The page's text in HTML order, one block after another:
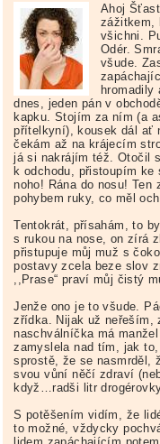
Ahoj
zážitkem,
všichni.
Odér.
všude.
hromadily
dnes, jeden pán v
kapku. Stojím za ním (a
přítelkyní), kousek dál ať
čekám až na krájecím
já si nakrájím též. Otočil
k odchodu, přistoupím
noho! Rána do nosu! Ten
pohybem ruky, co měl
Tentokrát, přísahám, to
s rukou na nose, on zírá
přistupuje můj muž s
postavy zcela beze slov
,,Prase“ praví můj čistý
Jenže ono je to všude.
zřídka. Nijak už neřeším,
naschválníčka má
zamyslela nad tím, jak
sprostě, že se nasmrděl,
svou vůní něčí zdraví
když…radši litr
S potěšením vidím, že
to možné, vždycky